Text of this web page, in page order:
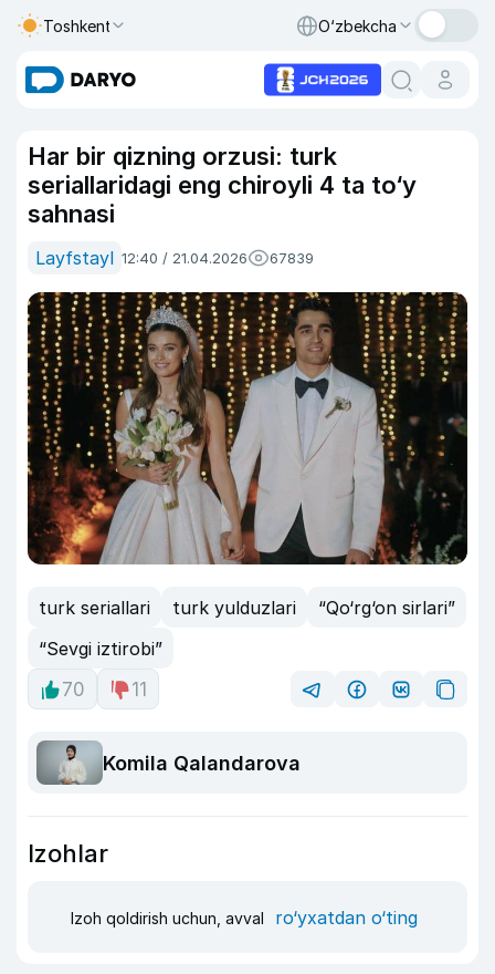
Toshkent O‘zbekcha
Har bir qizning orzusi: turk
seriallaridagi eng chiroyli 4 ta to‘y
sahnasi
Layfstayl 12:40 / 21.04.2026 67839
turk seriallari turk yulduzlari
“Qo‘rg‘on sirlari”
“Sevgi iztirobi”
70
11
Komila Qalandarova
Izohlar
Izoh qoldirish uchun, avval ro‘yxatdan o‘ting